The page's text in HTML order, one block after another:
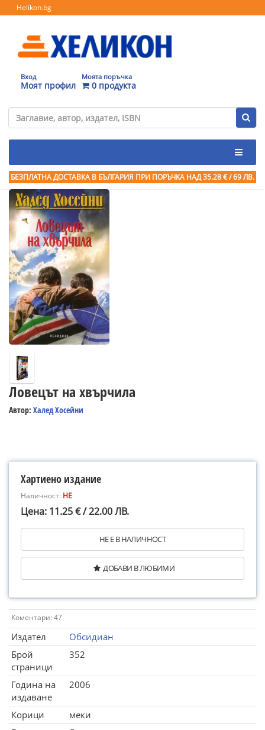
Helikon.bg
Вход
Моят профил
Моята поръчка
0 продукта
БЕЗПЛАТНА ДОСТАВКА В БЪЛГАРИЯ ПРИ ПОРЪЧКА НАД 35.28 € / 69 ЛВ.
Ловецът на хвърчила
Автор: Халед Хосейни
Хартиено издание
Наличност: НЕ
Цена: 11.25 € / 22.00 ЛВ.
НЕ Е В НАЛИЧНОСТ
ДОБАВИ В ЛЮБИМИ
Коментари: 47
Издател
Обсидиан
Брой
страници
352
Година на
издаване
2006
Корици
меки